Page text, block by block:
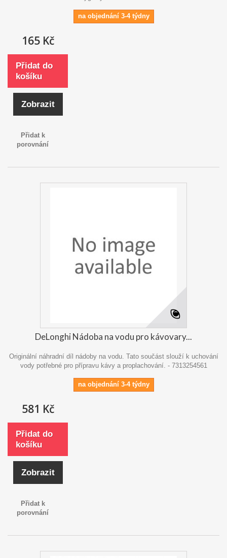
na objednání 3-4 týdny
165 Kč
Přidat do
košíku
Zobrazit
Přidat k
porovnání
DeLonghi Nádoba na vodu pro kávovary...
Originální náhradní díl nádoby na vodu. Tato součást slouží k uchování
vody potřebné pro přípravu kávy a proplachování. - 7313254561
na objednání 3-4 týdny
581 Kč
Přidat do
košíku
Zobrazit
Přidat k
porovnání